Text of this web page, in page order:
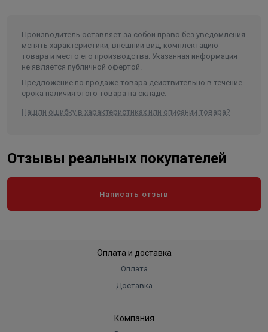
+10%.Производитель оставляет за собой право без уведомления
менять характеристики, внешний вид, комплектацию
товара и место его производства. Указанная информация
не является публичной офертой.
Предложение по продаже товара действительно в течение
срока наличия этого товара на складе.
Нашли ошибку в характеристиках или описании товара?
Отзывы реальных покупателей
Написать отзыв
Оплата и доставка
Оплата
Доставка
Компания